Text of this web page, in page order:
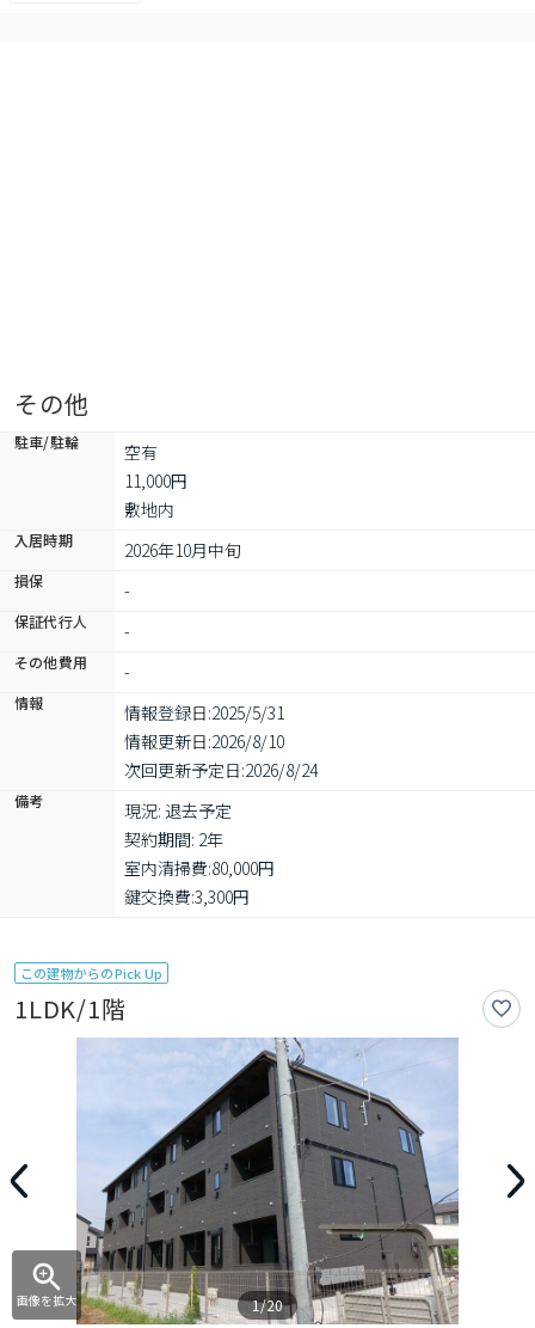
その他
駐車/駐輪
空有
11,000円
敷地内
入居時期 2026年10月中旬
損保 -
保証代行人 -
その他費用 -
情報 情報登録日:2025/5/31
情報更新日:2026/8/10
次回更新予定日:2026/8/24
備考
現況: 退去予定
契約期間: 2年
室内清掃費:80,000円
鍵交換費:3,300円
この建物からのPick Up
1LDK/1階
画像を拡大 1/20